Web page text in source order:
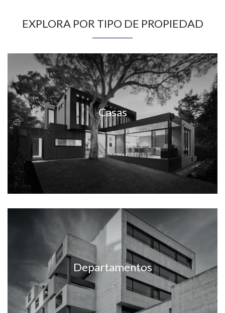
EXPLORA POR TIPO DE PROPIEDAD
Casas
-
Departamentos
-